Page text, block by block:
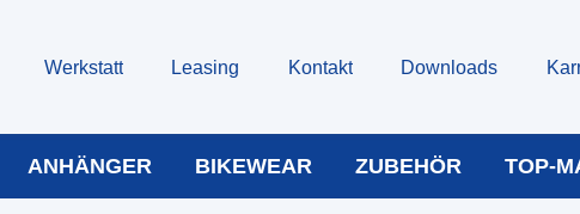
Werkstatt Leasing Kontakt Downloads
ANHÄNGER BIKEWEAR ZUBEHÖR TOP-